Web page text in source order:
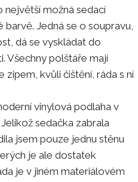
největší možná sedací
Jedná se o soupravu,
dá se vyskládat do
Všechny polštáře mají
kvůli čištění, ráda s ní
vinylová podlaha v
sedačka zabrala
jsem pouze jednu stěnu
je ale dostatek
je v jiném materiálovém